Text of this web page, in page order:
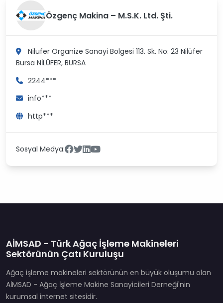
Özgenç Makina – M.S.K. Ltd. Şti.
Nilufer Organize Sanayi Bolgesi 113. Sk. No: 23 Nilüfer
Bursa NİLÜFER, BURSA
2244***
info***
http***
Sosyal Medya:
AİMSAD - Türk Ağaç İşleme Makineleri
Sektörünün Çatı Kuruluşu
Ağaç işleme makineleri sektörünün en büyük oluşumu olan
AİMSAD - Ağaç İşleme Makine Sanayicileri Derneği'nin
kurumsal internet sitesidir.